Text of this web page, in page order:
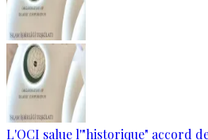
L'OCI salue l'"historique" accord